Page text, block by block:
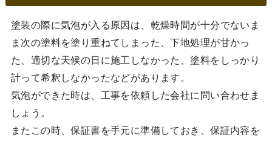
塗装の際に気泡が入る原因は、乾燥時間が十分でないま
ま次の塗料を塗り重ねてしまった、下地処理が甘かっ
た、適切な天候の日に施工しなかった、塗料をしっかり
計って希釈しなかったなどがあります。
気泡ができた時は、工事を依頼した会社に問い合わせま
しょう。
またこの時、保証書を手元に準備しておき、保証内容を